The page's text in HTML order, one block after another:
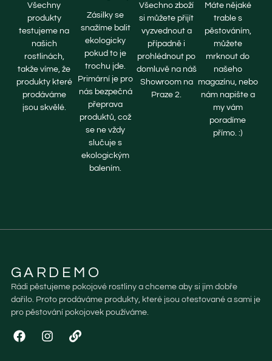
Všechny
produkty
testujeme na
našich
rostlinách,
takže víme, že
produkty které
prodáváme
jsou skvělé.
Zásilky se
snažíme balit
ekologicky
pokud to je
trochu jde.
Primární je pro
nás bezpečná
přeprava
produktů, což
se ne vždy
slučuje s
ekologickým
balením.
Všechno zboží
si můžete přijít
vyzvednout a
případně i
prohlédnout po
domluvě na náš
Showroom na
Praze 2.
Máte nějaké
trable s
pěstováním,
můžete
mrknout do
našeho
magazínu, nebo
nám napište a
my vám
poradíme
přímo. :)
GARDEMO
Rádi pěstujeme pokojové rostliny a chceme aby si jim dobře
dařilo. Proto prodáváme produkty, které jsou otestované a sami je
pro pěstování pokojovek používáme.